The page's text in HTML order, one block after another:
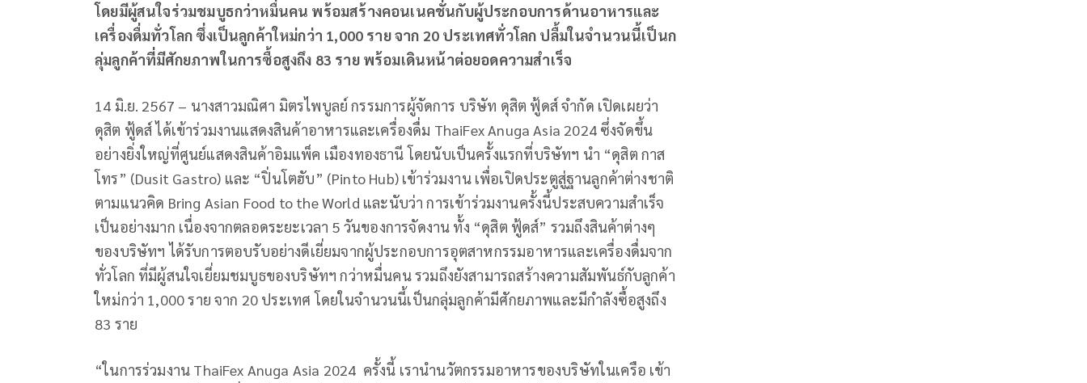
โดยมีผู้สนใจร่วมชมบูธกว่าหมื่นคน พร้อมสร้างคอนเนคชั่นกับผู้ประกอบการด้านอาหารและ
เครื่องดื่มทั่วโลก ซึ่งเป็นลูกค้าใหม่กว่า 1,000 ราย จาก 20 ประเทศทั่วโลก ปลื้มในจำนวนนี้เป็นก
ลุ่มลูกค้าที่มีศักยภาพในการซื้อสูงถึง 83 ราย พร้อมเดินหน้าต่อยอดความสำเร็จ
14 มิ.ย. 2567 – นางสาวมณิศา มิตรไพบูลย์ กรรมการผู้จัดการ บริษัท ดุสิต ฟู้ดส์ จำกัด เปิดเผยว่า
ดุสิต ฟู้ดส์ ได้เข้าร่วมงานแสดงสินค้าอาหารและเครื่องดื่ม ThaiFex Anuga Asia 2024 ซึ่งจัดขึ้น
อย่างยิ่งใหญ่ที่ศูนย์แสดงสินค้าอิมแพ็ค เมืองทองธานี โดยนับเป็นครั้งแรกที่บริษัทฯ นำ “ดุสิต กาส
โทร” (Dusit Gastro) และ “ปิ่นโตฮับ” (Pinto Hub) เข้าร่วมงาน เพื่อเปิดประตูสู่ฐานลูกค้าต่างชาติ
ตามแนวคิด Bring Asian Food to the World และนับว่า การเข้าร่วมงานครั้งนี้ประสบความสำเร็จ
เป็นอย่างมาก เนื่องจากตลอดระยะเวลา 5 วันของการจัดงาน ทั้ง “ดุสิต ฟู้ดส์” รวมถึงสินค้าต่างๆ
ของบริษัทฯ ได้รับการตอบรับอย่างดีเยี่ยมจากผู้ประกอบการอุตสาหกรรมอาหารและเครื่องดื่มจาก
ทั่วโลก ที่มีผู้สนใจเยี่ยมชมบูธของบริษัทฯ กว่าหมื่นคน รวมถึงยังสามารถสร้างความสัมพันธ์กับลูกค้า
ใหม่กว่า 1,000 ราย จาก 20 ประเทศ โดยในจำนวนนี้เป็นกลุ่มลูกค้ามีศักยภาพและมีกำลังซื้อสูงถึง
83 ราย
“ในการร่วมงาน ThaiFex Anuga Asia 2024 ครั้งนี้ เรานำนวัตกรรมอาหารของบริษัทในเครือ เข้า